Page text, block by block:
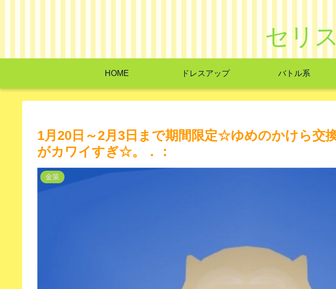
セリ
HOME ドレスアップ バトル系
1月20日～2月3日まで期間限定☆ゆめのかけら交
がカワイすぎ☆。．：
金策